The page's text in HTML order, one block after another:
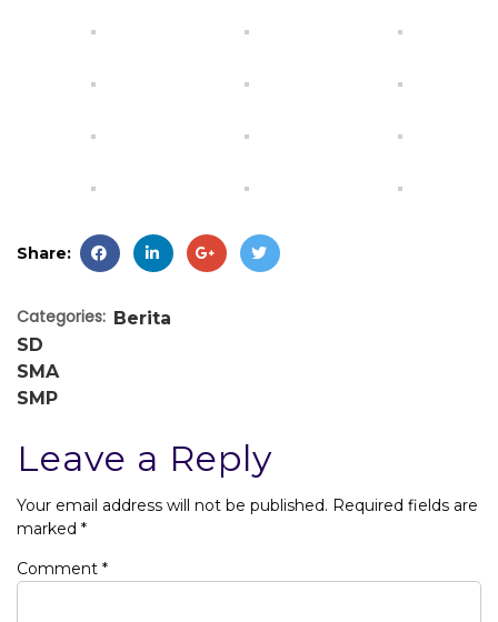
Share:
Categories: Berita
SD
SMA
SMP
Leave a Reply
Your email address will not be published. Required fields are
marked *
Comment *